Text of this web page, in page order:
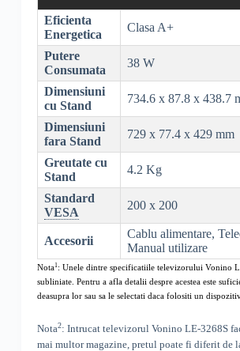
Eficienta
Energetica
Clasa A+
Putere
Consumata
38 W
Dimensiuni
cu Stand
734.6 x 87.8 x 438.7
Dimensiuni
fara Stand
729 x 77.4 x 429 mm
Greutate cu
Stand
4.2 Kg
Standard
VESA
200 x 200
Accesorii
Cablu alimentare,
Manual utilizare
Nota1: Unele dintre specificatiile televizorului Vonino
subliniate. Pentru a afla detalii despre acestea este
deasupra lor sau sa le selectati daca folositi un
Nota2: Intrucat televizorul Vonino LE-3268S
mai multor magazine, pretul poate fi diferit de